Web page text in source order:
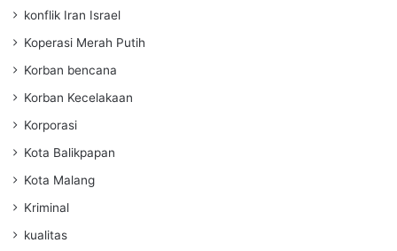
konflik Iran Israel
Koperasi Merah Putih
Korban bencana
Korban Kecelakaan
Korporasi
Kota Balikpapan
Kota Malang
Kriminal
kualitas